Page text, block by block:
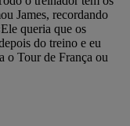
James, recordando
queria que os
do treino e eu
o Tour de França ou